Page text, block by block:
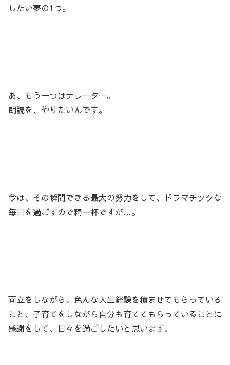
したい夢の1つ。
あ、もう一つはナレーター。
朗読を、やりたいんです。
今は、その瞬間できる最大の努力をして、ドラマチックな
毎日を過ごすので精一杯ですが…。
両立をしながら、色んな人生経験を積ませてもらっている
こと、子育てをしながら自分も育ててもらっていることに
感謝をして、日々を過ごしたいと思います。